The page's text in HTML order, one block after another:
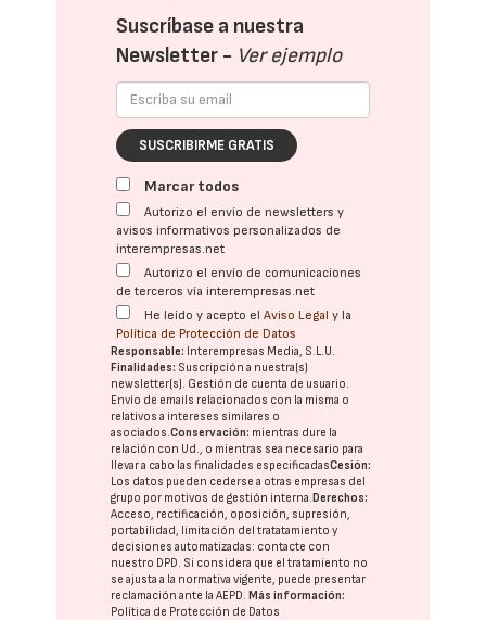
Suscríbase a nuestra
Newsletter - Ver ejemplo
SUSCRIBIRME GRATIS
Marcar todos
Autorizo el envío de newsletters y
avisos informativos personalizados de
interempresas.net
Autorizo el envío de comunicaciones
de terceros vía interempresas.net
He leído y acepto elAviso Legal y la
Política de Protección de Datos
Responsable: Interempresas Media, S.L.U.
Finalidades: Suscripción a nuestra(s)
newsletter(s). Gestión de cuenta de usuario.
Envío de emails relacionados con la misma o
relativos a intereses similares o
asociados.Conservación: mientras dure la
relación con Ud., o mientras sea necesario para
llevar a cabo las finalidades especificadasCesión:
Los datos pueden cederse a otras empresas del
grupo por motivos de gestión interna.Derechos:
Acceso, rectificación, oposición, supresión,
portabilidad, limitación del tratatamiento y
decisiones automatizadas: contacte con
nuestro DPD. Si considera que el tratamiento no
se ajusta a la normativa vigente, puede presentar
reclamación ante laAEPD.Más información:
Política de Protección de Datos